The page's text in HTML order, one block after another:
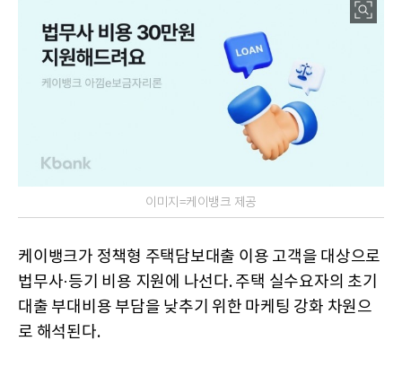
이미지=케이뱅크 제공
케이뱅크가 정책형 주택담보대출 이용 고객을 대상으로
법무사·등기 비용 지원에 나선다. 주택 실수요자의 초기
대출 부대비용 부담을 낮추기 위한 마케팅 강화 차원으
로 해석된다.